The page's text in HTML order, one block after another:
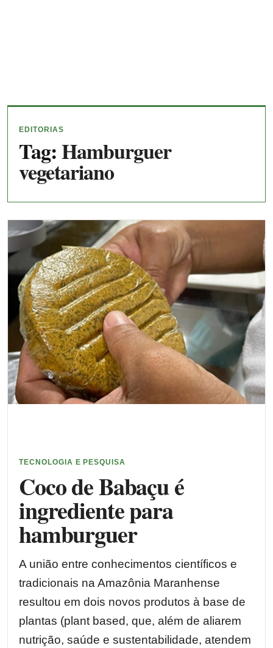
EDITORIAS
Tag:Hamburguer
vegetariano
TECNOLOGIA E PESQUISA
Coco de Babaçu é
ingrediente para
hamburguer
A união entre conhecimentos científicos e
tradicionais na Amazônia Maranhense
resultou em dois novos produtos à base de
plantas (plant based, que, além de aliarem
nutrição, saúde e sustentabilidade, atendem